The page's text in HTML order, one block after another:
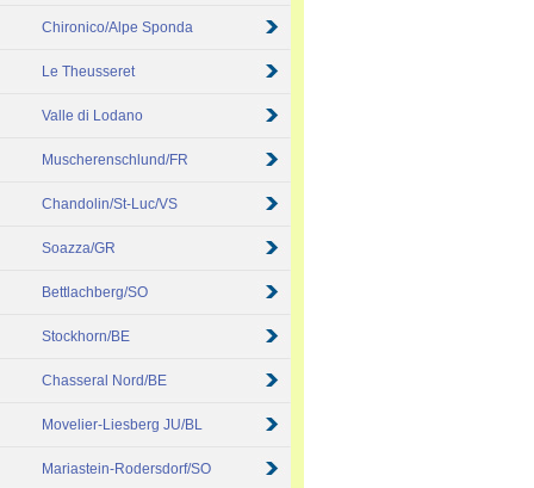
Chironico/Alpe Sponda
Le Theusseret
Valle di Lodano
Muscherenschlund/FR
Chandolin/St-Luc/VS
Soazza/GR
Bettlachberg/SO
Stockhorn/BE
Chasseral Nord/BE
Movelier-Liesberg JU/BL
Mariastein-Rodersdorf/SO